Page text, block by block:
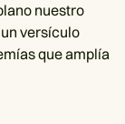
nuestro
versículo
que amplía